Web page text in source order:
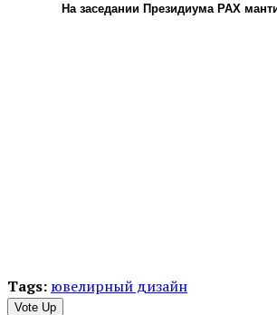
На заседании Президиума РАХ
Tags: ювелирный дизайн
Vote Up